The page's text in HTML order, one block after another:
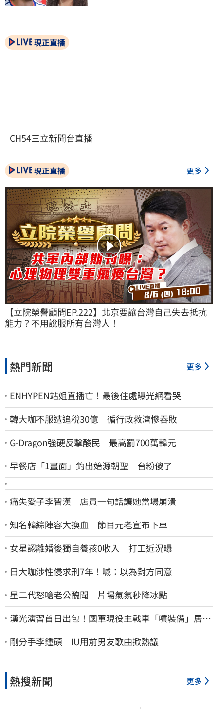
現正直播
CH54三立新聞台直播
現正直播 更多
【立院榮譽顧問EP.222】北京要讓台灣自己失去抵抗
能力？不用說服所有台灣人！
熱門新聞 更多
ENHYPEN站姐直播亡！最後住處曝光網看哭
韓大咖不服遭追稅30億 循行政救濟慘吞敗
G-Dragon強硬反擊酸民 最高罰700萬韓元
早餐店「1畫面」釣出始源朝聖 台粉傻了
痛失愛子李智漢 店員一句話讓她當場崩潰
知名韓綜陣容大換血 節目元老宣布下車
女星認離婚後獨自養孩0收入 打工近況曝
日大咖涉性侵求刑7年！喊：以為對方同意
星二代怒嗆老公醜聞 片場氣氛秒降冰點
漢光演習首日出包！國軍現役主戰車「噴裝備」居民
撿到零件…軍方說話了
剛分手李鍾碩 IU用前男友歌曲掀熱議
熱搜新聞 更多